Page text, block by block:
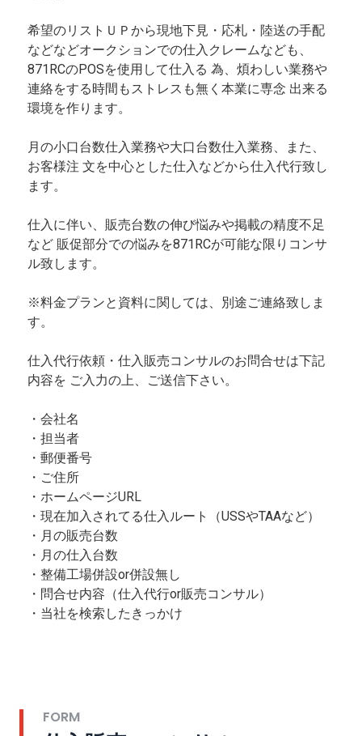
希望のリストＵＰから現地下見・応札・陸送の手配
などなどオークションでの仕入クレームなども、
871RCのPOSを使用して仕入る 為、煩わしい業務や
連絡をする時間もストレスも無く本業に専念 出来る
環境を作ります。
月の小口台数仕入業務や大口台数仕入業務、また、
お客様注 文を中心とした仕入などから仕入代行致し
ます。
仕入に伴い、販売台数の伸び悩みや掲載の精度不足
など 販促部分での悩みを871RCが可能な限りコンサ
ル致します。
※料金プランと資料に関しては、別途ご連絡致しま
す。
仕入代行依頼・仕入販売コンサルのお問合せは下記
内容を ご入力の上、ご送信下さい。
・会社名
・担当者
・郵便番号
・ご住所
・ホームページURL
・現在加入されてる仕入ルート（USSやTAAなど）
・月の販売台数
・月の仕入台数
・整備工場併設or併設無し
・問合せ内容（仕入代行or販売コンサル）
・当社を検索したきっかけ
FORM